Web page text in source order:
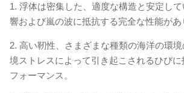
1. 浮体は密集した、適度な構造と安定し
響および嵐の波に抵抗する完全な性能があ
2. 高い靭性、さまざまな種類の海洋の環
境ストレスによって引き起こされるひび
フォーマンス。